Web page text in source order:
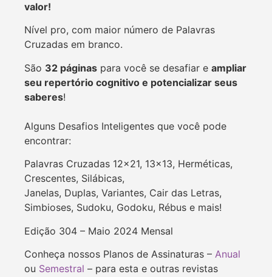
valor!
Nível pro, com maior número de Palavras
Cruzadas em branco.
São 32 páginas para você se desafiar e ampliar
seu repertório cognitivo e potencializar seus
saberes!
Alguns Desafios Inteligentes que você pode
encontrar:
Palavras Cruzadas 12×21, 13×13, Herméticas,
Crescentes, Silábicas,
Janelas, Duplas, Variantes, Cair das Letras,
Simbioses, Sudoku, Godoku, Rébus e mais!
Edição 304 – Maio 2024 Mensal
Conheça nossos Planos de Assinaturas – Anual
ou Semestral – para esta e outras revistas